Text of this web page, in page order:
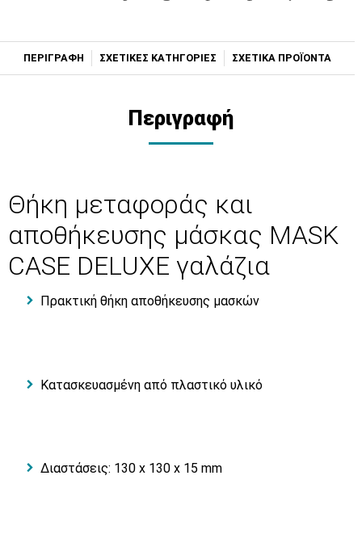
ΠΕΡΙΓΡΑΦΗ ΣΧΕΤΙΚΕΣ ΚΑΤΗΓΟΡΙΕΣ ΣΧΕΤΙΚΑ ΠΡΟΪΟΝΤΑ
Περιγραφή
Θήκη μεταφοράς και
αποθήκευσης μάσκας MASK
CASE DELUXE γαλάζια
Πρακτική θήκη αποθήκευσης μασκών
Κατασκευασμένη από πλαστικό υλικό
Διαστάσεις: 130 x 130 x 15 mm